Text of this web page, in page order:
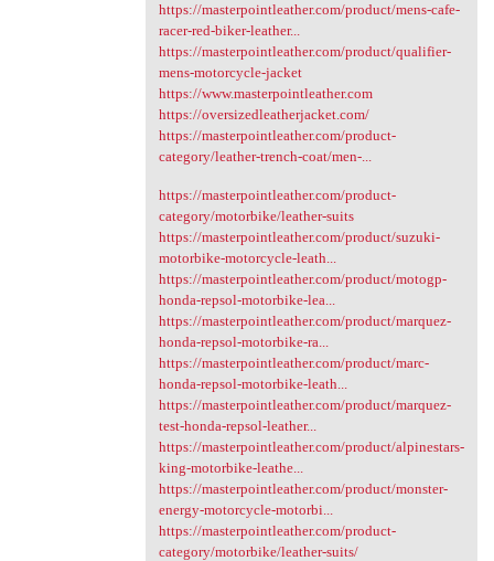
https://masterpointleather.com/product/mens-cafe-
racer-red-biker-leather...
https://masterpointleather.com/product/qualifier-
mens-motorcycle-jacket
https://www.masterpointleather.com
https://oversizedleatherjacket.com/
https://masterpointleather.com/product-
category/leather-trench-coat/men-...
https://masterpointleather.com/product-
category/motorbike/leather-suits
https://masterpointleather.com/product/suzuki-
motorbike-motorcycle-leath...
https://masterpointleather.com/product/motogp-
honda-repsol-motorbike-lea...
https://masterpointleather.com/product/marquez-
honda-repsol-motorbike-ra...
https://masterpointleather.com/product/marc-
honda-repsol-motorbike-leath...
https://masterpointleather.com/product/marquez-
test-honda-repsol-leather...
https://masterpointleather.com/product/alpinestars-
king-motorbike-leathe...
https://masterpointleather.com/product/monster-
energy-motorcycle-motorbi...
https://masterpointleather.com/product-
category/motorbike/leather-suits/